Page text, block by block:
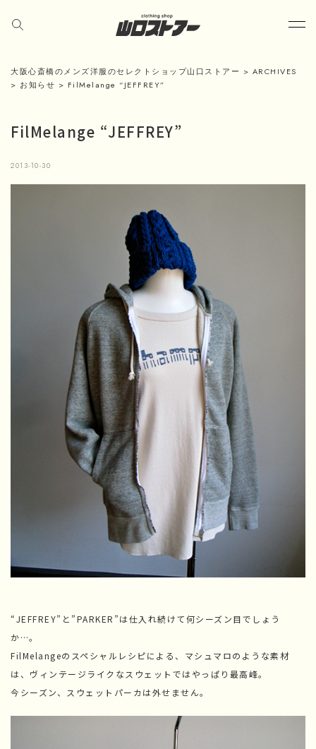
大阪心斎橋のメンズ洋服のセレクトショップ山口ストアー > ARCHIVES
> お知らせ > FilMelange “JEFFREY”
FilMelange “JEFFREY”
2013-10-30
“JEFFREY”と”PARKER”は仕入れ続けて何シーズン目でしょう
か…。
FilMelangeのスペシャルレシピによる、マシュマロのような素材
は、ヴィンテージライクなスウェットではやっぱり最高峰。
今シーズン、スウェットパーカは外せません。